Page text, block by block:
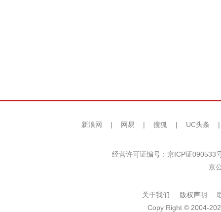
新浪网 | 网易 | 搜狐 | UC头条
经营许可证编号：京ICP证090533
京
关于我们 版权声明
Copy Right © 2004-